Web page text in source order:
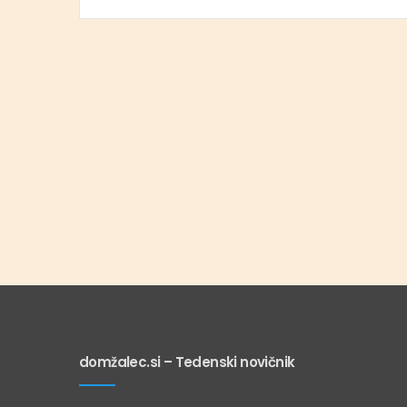
domžalec.si – Tedenski novičnik